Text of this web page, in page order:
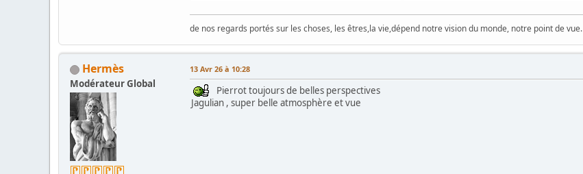
de nos regards portés sur les choses, les êtres,la vie,dépend notre vision du monde, notre point de vue.
Hermès
Modérateur Global
13 Avr 26 à 10:28
Pierrot toujours de belles perspectives
Jagulian , super belle atmosphère et vue